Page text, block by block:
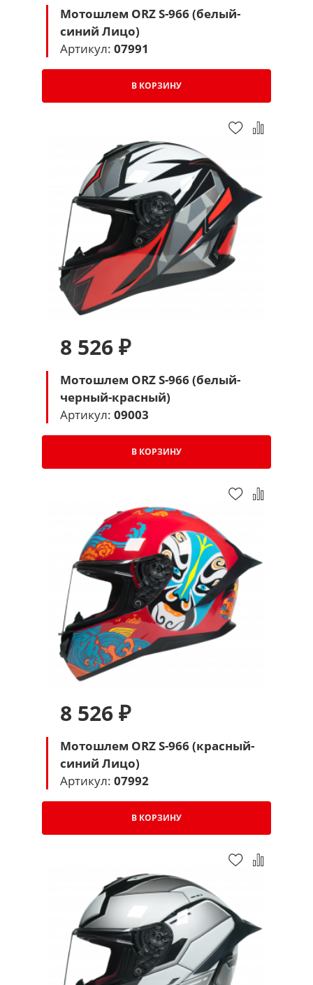
Мотошлем ORZ S-966 (белый-
синий Лицо)
Артикул: 07991
В КОРЗИНУ
8 526 ₽
Мотошлем ORZ S-966 (белый-
черный-красный)
Артикул: 09003
В КОРЗИНУ
8 526 ₽
Мотошлем ORZ S-966 (красный-
синий Лицо)
Артикул: 07992
В КОРЗИНУ